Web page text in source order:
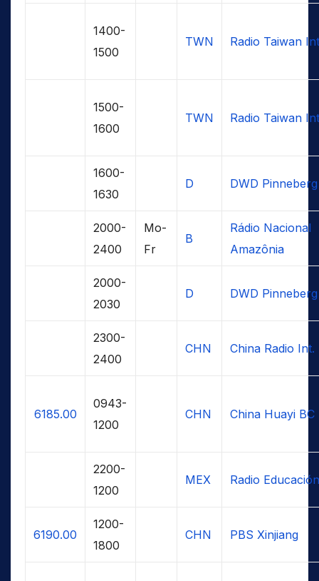
1400-
1500
TWN Radio Taiwan
1500-
1600
TWN Radio Taiwan
1600-
1630
D DWD Pinneberg
2000-
2400
Mo-
Fr
B
Rádio Nacional
Amazônia
2000-
2030
D DWD Pinneberg
2300-
2400
CHN China Radio Int.
6185.00
0943-
1200
CHN China Huayi BC
2200-
1200
MEX Radio Educación
6190.00
1200-
1800
CHN PBS Xinjiang